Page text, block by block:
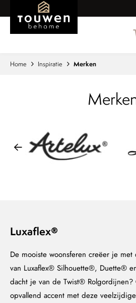
Naar hoofdinhoud
Home Inspiratie Merken
Luxaflex®
De mooiste woonsferen creëer je
van Luxaflex® Silhouette®, Duette®
dacht je van de Twist®
opvallend accent met deze